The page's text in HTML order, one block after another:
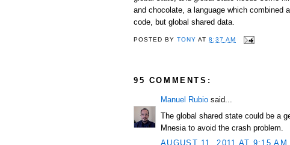
and chocolate, a language which combined
code, but global shared data.
POSTED BYTONY AT8:37 AM
95 COMMENTS:
Manuel Rubio said...
The global shared state could be a
Mnesia to avoid the crash problem.
AUGUST 11, 2011 AT 9:15 AM